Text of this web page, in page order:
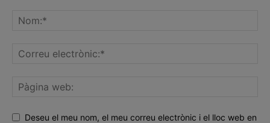
Deseu el meu nom, el meu correu electrònic i el lloc web en